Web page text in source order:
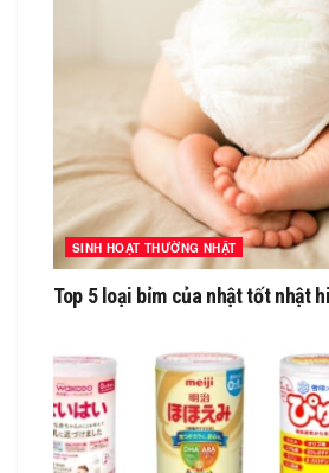
SINH HOẠT THƯỜNG NHẬT
Top 5 loại bỉm của nhật tốt nhật